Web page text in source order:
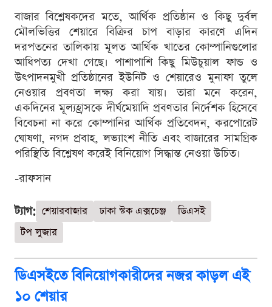
বাজার বিশ্লেষকদের মতে, আর্থিক প্রতিষ্ঠান ও কিছু দুর্বল
মৌলভিত্তির শেয়ারে বিক্রির চাপ বাড়ার কারণে এদিন
দরপতনের তালিকায় মূলত আর্থিক খাতের কোম্পানিগুলোর
আধিপত্য দেখা গেছে। পাশাপাশি কিছু মিউচুয়াল ফান্ড ও
উৎপাদনমুখী প্রতিষ্ঠানের ইউনিট ও শেয়ারেও মুনাফা তুলে
নেওয়ার প্রবণতা লক্ষ্য করা যায়। তারা মনে করেন,
একদিনের মূল্যহ্রাসকে দীর্ঘমেয়াদি প্রবণতার নির্দেশক হিসেবে
বিবেচনা না করে কোম্পানির আর্থিক প্রতিবেদন, করপোরেট
ঘোষণা, নগদ প্রবাহ, লভ্যাংশ নীতি এবং বাজারের সামগ্রিক
পরিস্থিতি বিশ্লেষণ করেই বিনিয়োগ সিদ্ধান্ত নেওয়া উচিত।
-রাফসান
ট্যাগ: শেয়ারবাজার ঢাকা স্টক এক্সচেঞ্জ
ডিএসই
টপ লুজার
ডিএসইতে বিনিয়োগকারীদের নজর কাড়ল এই
১০ শেয়ার